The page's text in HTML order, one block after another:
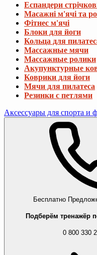
Еспандери
Масажні м'ячі та
Фітнес м'ячі
Блоки для йоги
Кольца для
Массажные мячи
Массажные ролики
Акупунктурные
Коврики для йоги
Мячи для пилатеса
Резинки с петлями
Аксессуары для спорта и
Бесплатно
Подберём тренажёр
0 800 330